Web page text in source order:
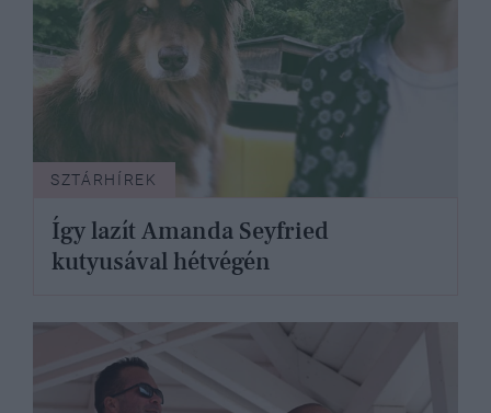
SZTÁRHÍREK
Így lazít Amanda Seyfried
kutyusával hétvégén